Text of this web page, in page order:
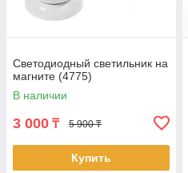
Светодиодный светильник на
магните (4775)
В наличии
3 000 ₸ 5 900 ₸
Купить